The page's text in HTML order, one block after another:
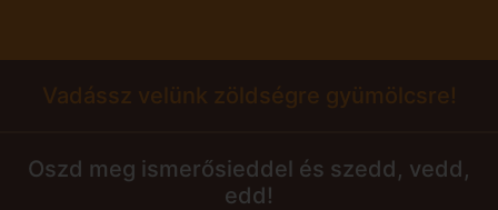
Vadássz velünk zöldségre gyümölcsre!
Oszd meg ismerősieddel és szedd, vedd,
edd!